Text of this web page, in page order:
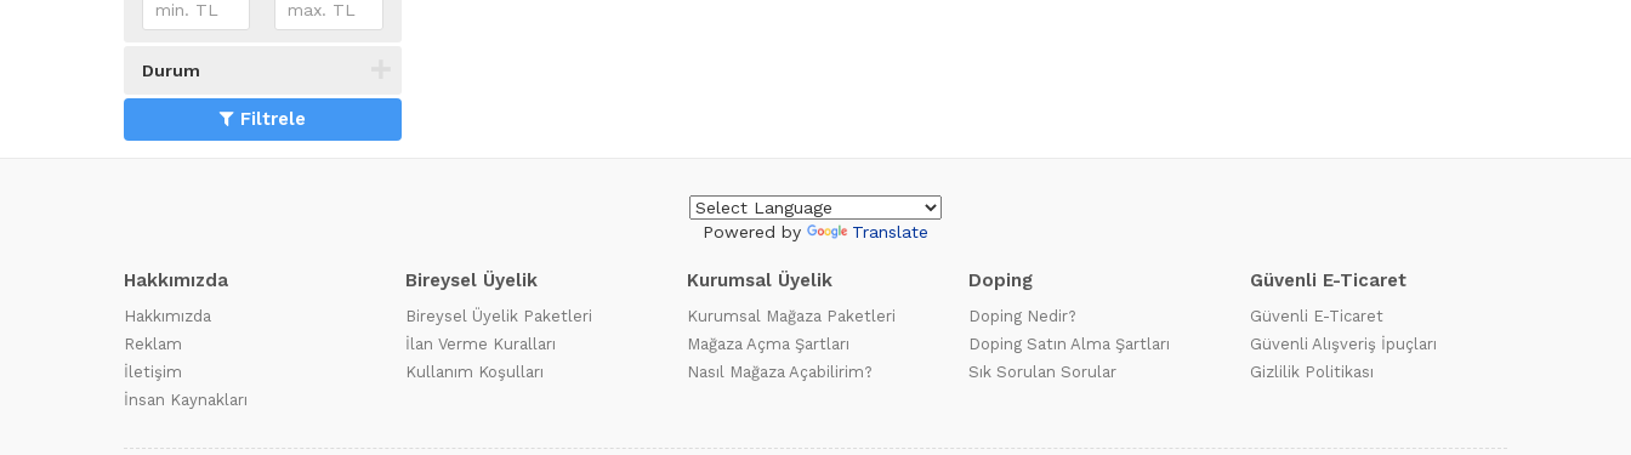
Durum
Filtrele
Powered by Translate
Hakkımızda
Hakkımızda
Reklam
İletişim
İnsan Kaynakları
Bireysel Üyelik
Bireysel Üyelik Paketleri
İlan Verme Kuralları
Kullanım Koşulları
Kurumsal Üyelik
Kurumsal Mağaza Paketleri
Mağaza Açma Şartları
Nasıl Mağaza Açabilirim?
Doping
Doping Nedir?
Doping Satın Alma Şartları
Sık Sorulan Sorular
Güvenli E-Ticaret
Güvenli E-Ticaret
Güvenli Alışveriş İpuçları
Gizlilik Politikası